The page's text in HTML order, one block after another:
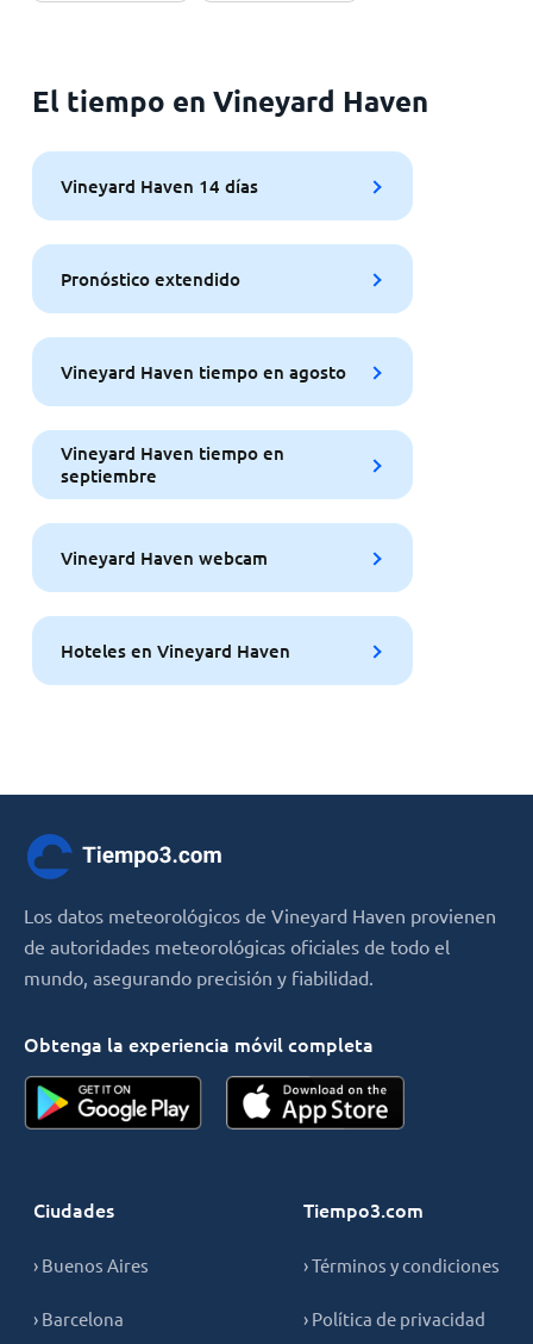
El tiempo en Vineyard Haven
Vineyard Haven 14 días
Pronóstico extendido
Vineyard Haven tiempo en agosto
Vineyard Haven tiempo en
septiembre
Vineyard Haven webcam
Hoteles en Vineyard Haven
Los datos meteorológicos de Vineyard Haven provienen
de autoridades meteorológicas oficiales de todo el
mundo, asegurando precisión y fiabilidad.
Obtenga la experiencia móvil completa
Ciudades
› Buenos Aires
› Barcelona
Tiempo3.com
› Términos y condiciones
› Política de privacidad